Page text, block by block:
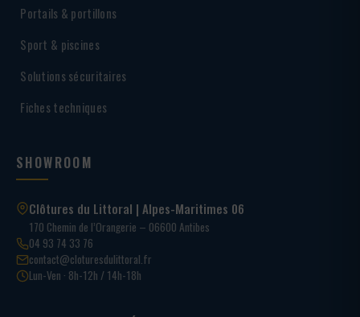
Portails & portillons
Sport & piscines
Solutions sécuritaires
Fiches techniques
SHOWROOM
Clôtures du Littoral | Alpes-Maritimes 06
170 Chemin de l’Orangerie – 06600 Antibes
04 93 74 33 76
contact@cloturesdulittoral.fr
Lun-Ven · 8h-12h / 14h-18h